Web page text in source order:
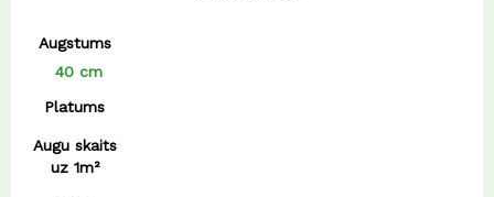
Augstums
40 cm
Platums
Augu skaits
uz 1m²